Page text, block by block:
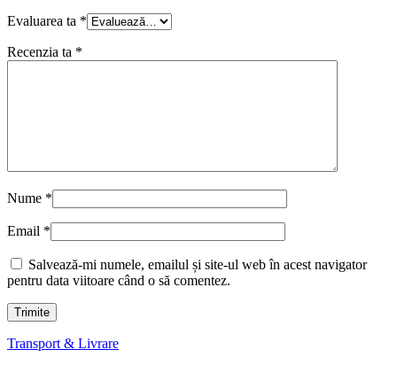
Evaluarea ta *
Recenzia ta *
Nume *
Email *
Salvează-mi numele, emailul și site-ul web în acest navigator
pentru data viitoare când o să comentez.
Transport & Livrare